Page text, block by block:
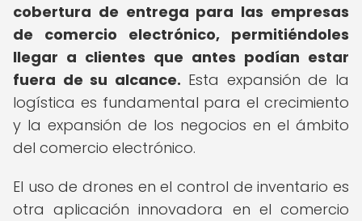
cobertura de entrega para las empresas
de comercio electrónico, permitiéndoles
llegar a clientes que antes podían estar
fuera de su alcance. Esta expansión de la
logística es fundamental para el crecimiento
y la expansión de los negocios en el ámbito
del comercio electrónico.
El uso de drones en el control de inventario es
otra aplicación innovadora en el comercio